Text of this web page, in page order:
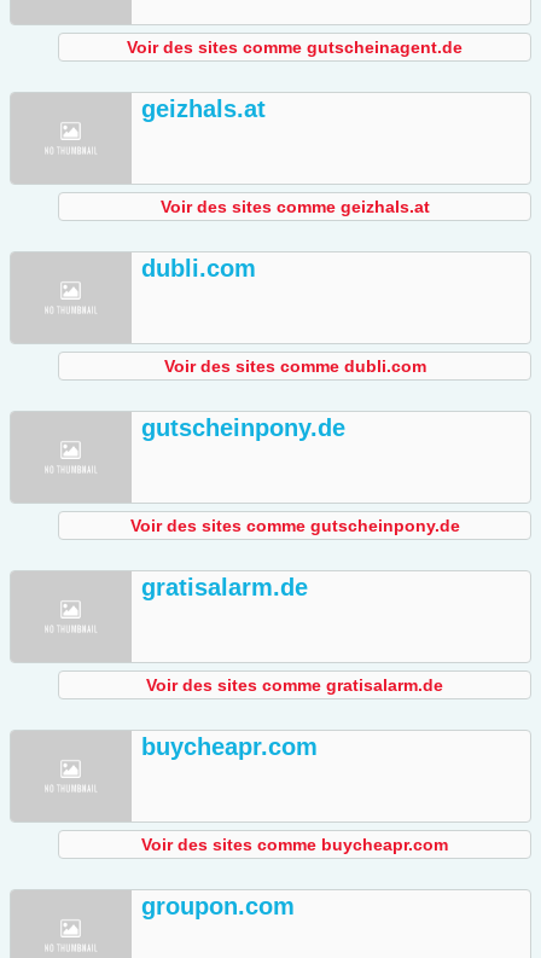
Voir des sites comme gutscheinagent.de
geizhals.at
Voir des sites comme geizhals.at
dubli.com
Voir des sites comme dubli.com
gutscheinpony.de
Voir des sites comme gutscheinpony.de
gratisalarm.de
Voir des sites comme gratisalarm.de
buycheapr.com
Voir des sites comme buycheapr.com
groupon.com